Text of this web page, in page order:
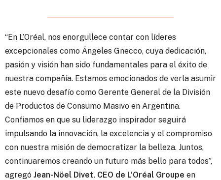
“En L’Oréal, nos enorgullece contar con líderes
excepcionales como Ángeles Gnecco, cuya dedicación,
pasión y visión han sido fundamentales para el éxito de
nuestra compañía. Estamos emocionados de verla asumir
este nuevo desafío como Gerente General de la División
de Productos de Consumo Masivo en Argentina.
Confiamos en que su liderazgo inspirador seguirá
impulsando la innovación, la excelencia y el compromiso
con nuestra misión de democratizar la belleza. Juntos,
continuaremos creando un futuro más bello para todos”,
agregó Jean-Nöel Divet, CEO de L’Oréal Groupe en